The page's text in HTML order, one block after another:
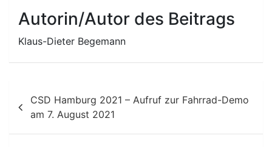
Autorin/Autor des Beitrags
Klaus-Dieter Begemann
Beitragsnavigation
CSD Hamburg 2021 – Aufruf zur Fahrrad-Demo
am 7. August 2021